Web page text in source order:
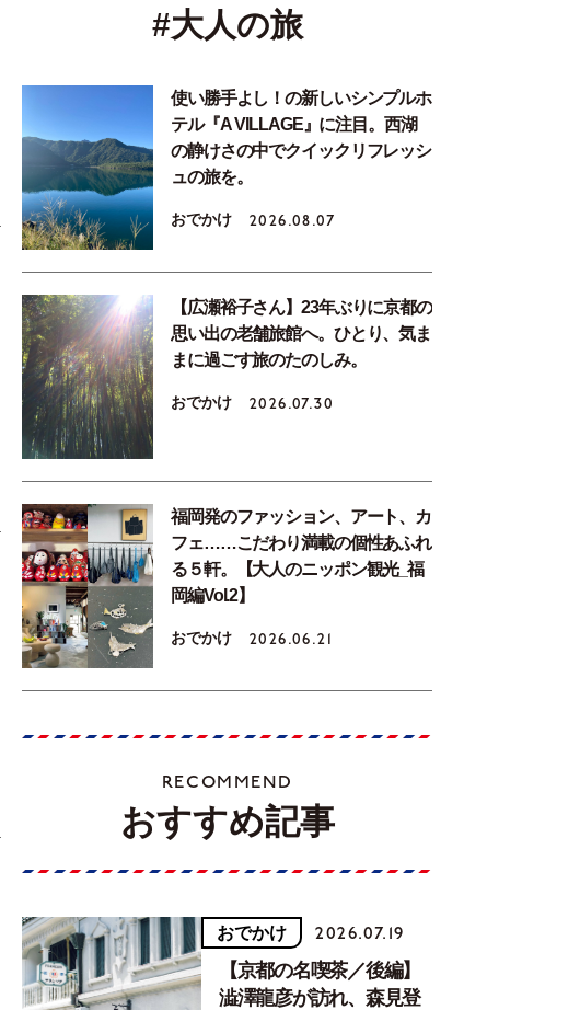
#大人の旅
使い勝手よし！の新しいシンプルホ
テル『A VILLAGE』に注目。西湖
の静けさの中でクイックリフレッシ
ュの旅を。
おでかけ 2026.08.07
【広瀬裕子さん】23年ぶりに京都の
思い出の老舗旅館へ。ひとり、気ま
まに過ごす旅のたのしみ。
おでかけ 2026.07.30
福岡発のファッション、アート、カ
フェ……こだわり満載の個性あふれ
る５軒。【大人のニッポン観光_福
岡編Vol.2】
おでかけ 2026.06.21
RECOMMEND
おすすめ記事
おでかけ 2026.07.19
【京都の名喫茶／後編】
澁澤龍彦が訪れ、森見登